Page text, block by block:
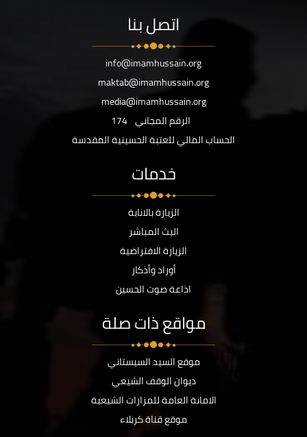
اتصل بنا
info@imamhussain.org
maktab@imamhussain.org
media@imamhussain.org
الرقم المجاني 174
الحساب المالي للعتبة الحسينية المقدسة
خدمات
الزيارة بالانابة
البث المباشر
الزيارة الافتراضية
أوراد وأذكار
اذاعة صوت الحسين
مواقع ذات صلة
موقع السيد السيستاني
ديوان الوقف الشيعي
الامانة العامة للمزارات الشيعية
موقع قناة كربلاء